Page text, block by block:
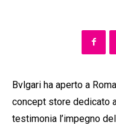
Bvlgari ha aperto a
concept store dedicato
testimonia l’impegno